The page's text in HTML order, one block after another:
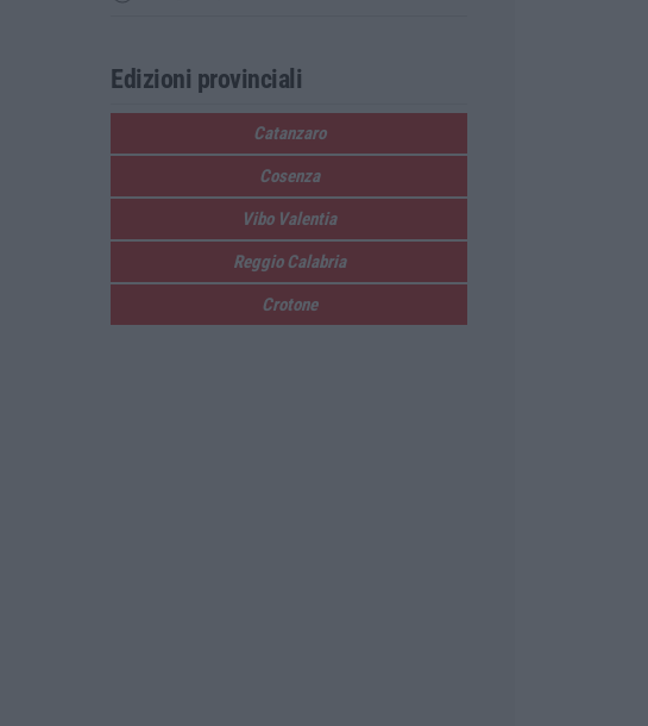
Edizioni provinciali
Catanzaro
Cosenza
Vibo Valentia
Reggio Calabria
Crotone